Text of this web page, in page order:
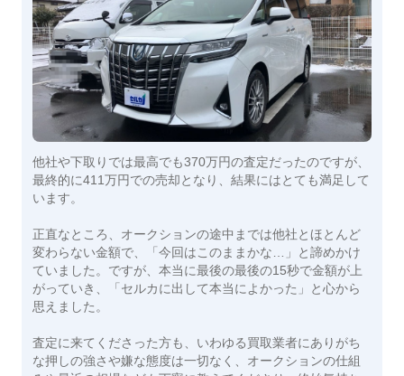
他社や下取りでは最高でも370万円の査定だったのですが、
最終的に411万円での売却となり、結果にはとても満足して
います。
正直なところ、オークションの途中までは他社とほとんど
変わらない金額で、「今回はこのままかな…」と諦めかけ
ていました。ですが、本当に最後の最後の15秒で金額が上
がっていき、「セルカに出して本当によかった」と心から
思えました。
査定に来てくださった方も、いわゆる買取業者にありがち
な押しの強さや嫌な態度は一切なく、オークションの仕組